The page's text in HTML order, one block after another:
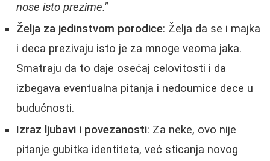
nose isto prezime."
Želja za jedinstvom porodice: Želja da se i majka
i deca prezivaju isto je za mnoge veoma jaka.
Smatraju da to daje osećaj celovitosti i da
izbegava eventualna pitanja i nedoumice dece u
budućnosti.
Izraz ljubavi i povezanosti: Za neke, ovo nije
pitanje gubitka identiteta, već sticanja novog